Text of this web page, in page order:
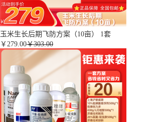
玉米生长后期飞防方案（10亩） 1套
￥ 279.00￥303.00